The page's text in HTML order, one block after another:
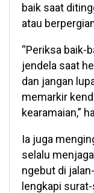
baik saat
atau
“Periksa baik-
jendela saat
dan jangan
memarkir
kearamaian,”
Ia juga
selalu
ngebut di
lengkapi